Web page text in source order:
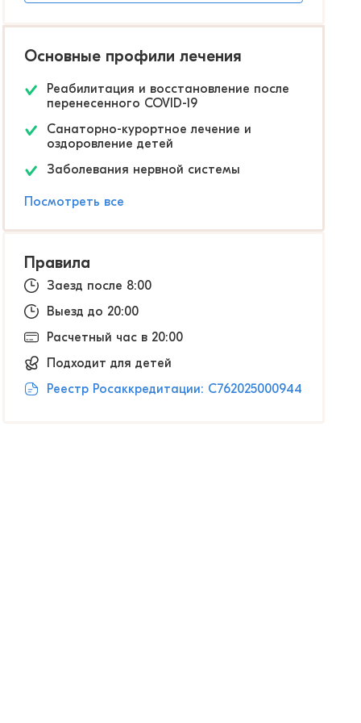
Основные профили лечения
Реабилитация и восстановление после
перенесенного COVID-19
Санаторно-курортное лечение и
оздоровление детей
Заболевания нервной системы
Посмотреть все
Правила
Заезд после 8:00
Выезд до 20:00
Расчетный час в 20:00
Подходит для детей
Реестр Росаккредитации: С762025000944